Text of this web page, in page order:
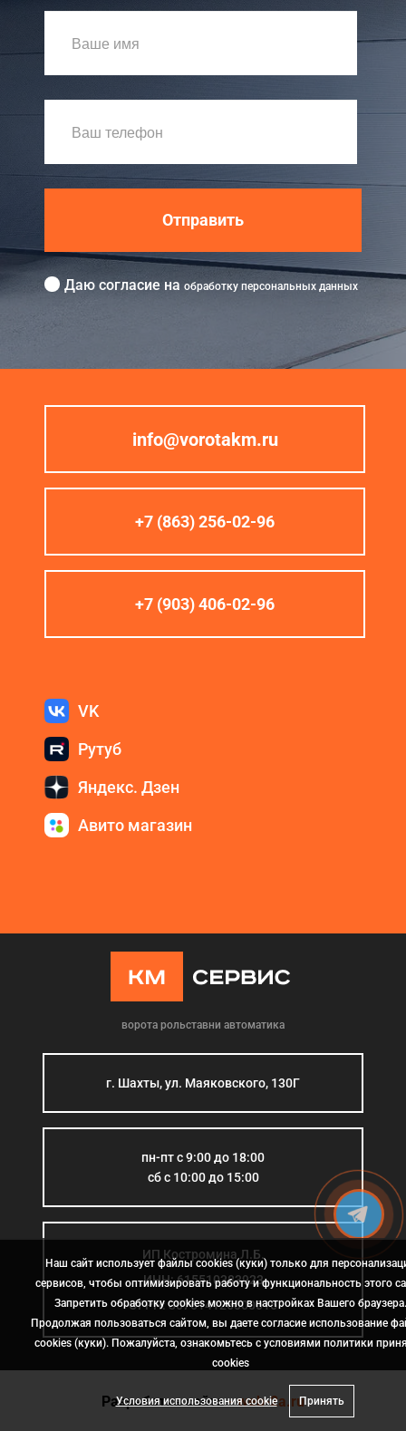
Отправить
Даю согласие на обработку персональных данных
info@vorotakm.ru
+7 (863) 256-02-96
+7 (903) 406-02-96
VK
Рутуб
Яндекс. Дзен
Авито магазин
ворота рольставни автоматика
г. Шахты, ул. Маяковского, 130Г
пн-пт с 9:00 до 18:00
сб с 10:00 до 15:00
ИП Костромина Л.Б.
ИНН: 615510383923
ОГРН: 307614126000015
Разработка сайта- web-2a.ru
Наш сайт использует файлы cookies (куки) только для
сервисов, чтобы оптимизировать работу и функциональность этого
Запретить обработку cookies можно в настройках Вашего браузера.
Продолжая пользоваться сайтом, вы даете согласие использование
cookies (куки). Пожалуйста, ознакомьтесь с условиями политики
сookies
Условия использования cookie Принять